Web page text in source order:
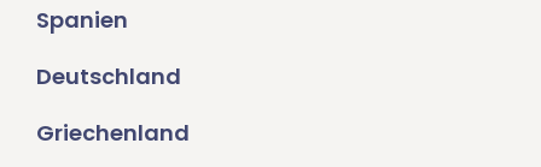
Spanien
Deutschland
Griechenland